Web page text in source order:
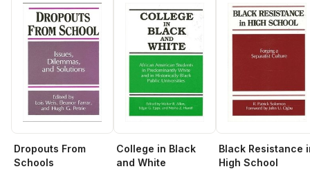
Dropouts From
Schools
College in Black
and White
Black Resistance
High School